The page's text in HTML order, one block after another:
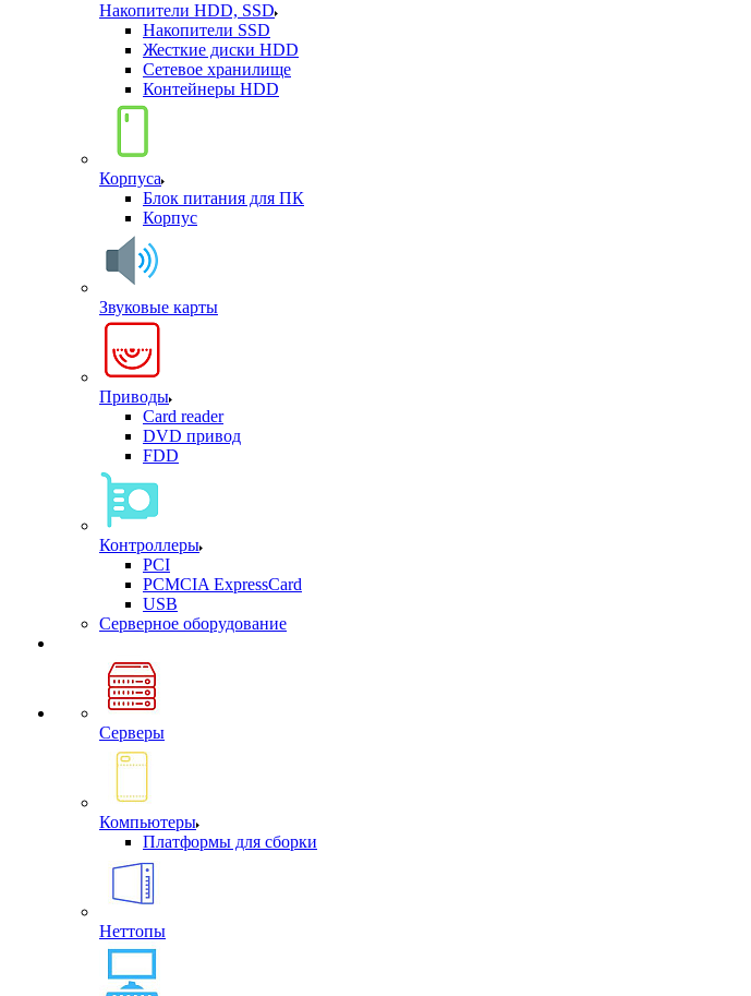
Накопители HDD, SSD
Накопители SSD
Жесткие диски HDD
Сетевое хранилище
Контейнеры HDD
Корпуса
Блок питания для ПК
Корпус
Звуковые карты
Приводы
Card reader
DVD привод
FDD
Контроллеры
PCI
PCMCIA ExpressCard
USB
Cерверное оборудование
Серверы
Компьютеры
Платформы для сборки
Неттопы